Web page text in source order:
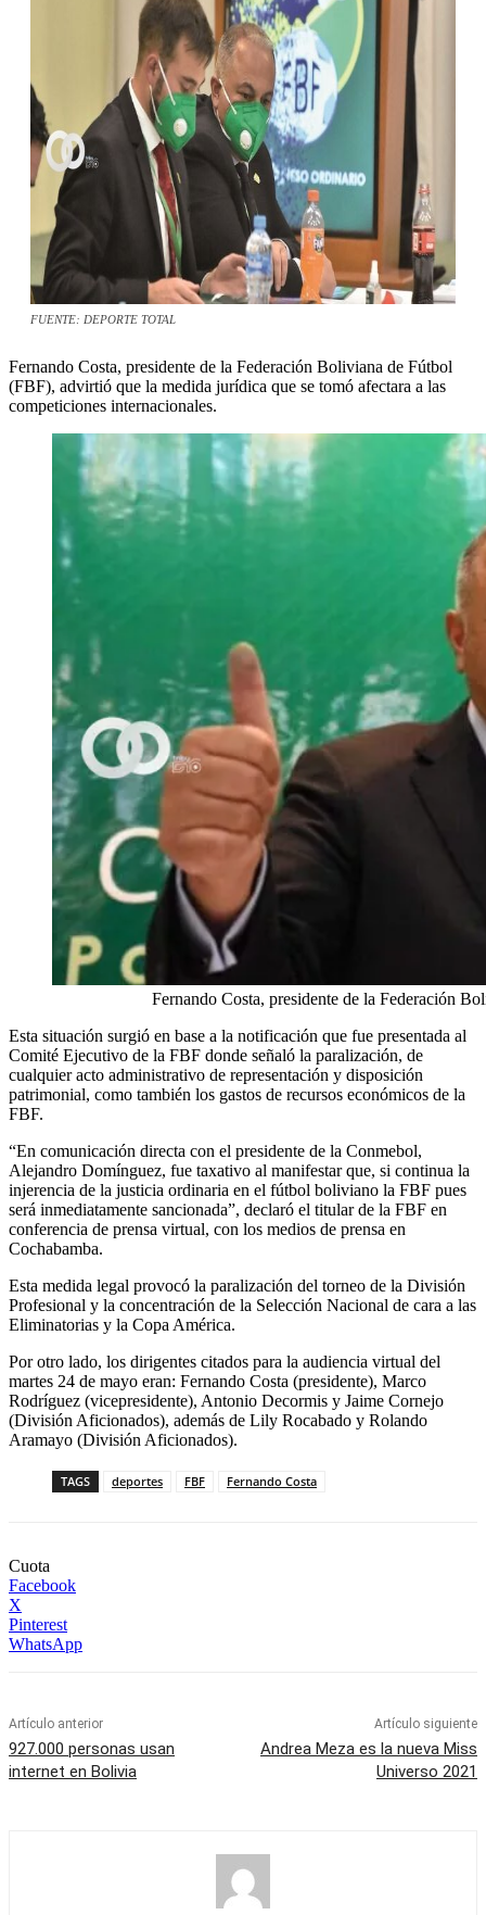
FUENTE: DEPORTE TOTAL
Fernando Costa, presidente de la Federación Boliviana de Fútbol
(FBF), advirtió que la medida jurídica que se tomó afectara a las
competiciones internacionales.
Fernando Costa, presidente de la Federación
Esta situación surgió en base a la notificación que fue presentada al
Comité Ejecutivo de la FBF donde señaló la paralización, de
cualquier acto administrativo de representación y disposición
patrimonial, como también los gastos de recursos económicos de la
FBF.
“En comunicación directa con el presidente de la Conmebol,
Alejandro Domínguez, fue taxativo al manifestar que, si continua la
injerencia de la justicia ordinaria en el fútbol boliviano la FBF pues
será inmediatamente sancionada”, declaró el titular de la FBF en
conferencia de prensa virtual, con los medios de prensa en
Cochabamba.
Esta medida legal provocó la paralización del torneo de la División
Profesional y la concentración de la Selección Nacional de cara a las
Eliminatorias y la Copa América.
Por otro lado, los dirigentes citados para la audiencia virtual del
martes 24 de mayo eran: Fernando Costa (presidente), Marco
Rodríguez (vicepresidente), Antonio Decormis y Jaime Cornejo
(División Aficionados), además de Lily Rocabado y Rolando
Aramayo (División Aficionados).
TAGS deportes FBF Fernando Costa
Cuota
Facebook
X
Pinterest
WhatsApp
Artículo anterior
927.000 personas usan
internet en Bolivia
Artículo siguiente
Andrea Meza es la nueva Miss
Universo 2021